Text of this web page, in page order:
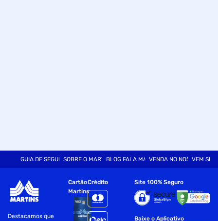
GUIA DE SEGURANÇASOBRE O MARTINSBLOG FALA MARTVENDA NO NOSSO SITE
VEM SER
Destacamos que
Cartão
Martins
Crédito Site 100% Seguro
Baixe o Aplicativo